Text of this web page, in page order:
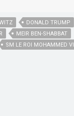
DONALD TRUMP
MEIR BEN-SHABBAT
SM LE ROI MOHAMMED VI